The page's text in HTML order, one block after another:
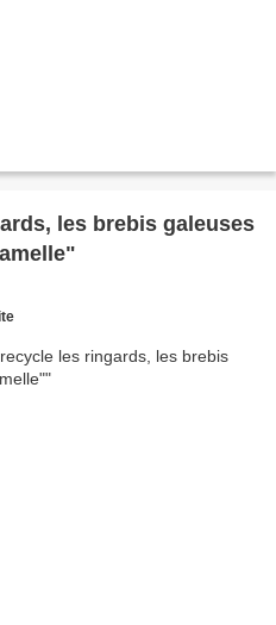
les brebis galeuses